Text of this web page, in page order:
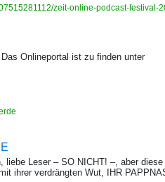
zeit-online-podcast-
Onlineportal ist zu finden unter
liebe Leser – SO NICHT! –, aber
ihrer verdrängten Wut, IHR